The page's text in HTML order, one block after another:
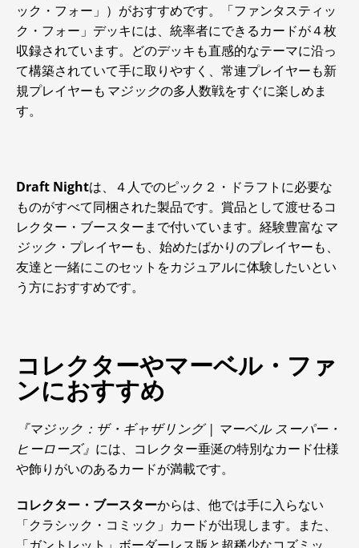
ック・フォー」）がおすすめです。「ファンタスティッ
ク・フォー」デッキには、統率者にできるカードが４枚
収録されています。どのデッキも直感的なテーマに沿っ
て構築されていて手に取りやすく、常連プレイヤーも新
規プレイヤーも マジックの多人数戦をすぐに楽しめま
す。
Draft Nightは、４人でのピック２・ドラフトに必要な
ものがすべて同梱された製品です。賞品として渡せるコ
レクター・ブースターまで付いています。経験豊富なマ
ジック ・プレイヤーも、始めたばかりのプレイヤーも、
友達と一緒にこのセットをカジュアルに体験したいとい
う方におすすめです。
コレクターやマーベル・ファ
ンにおすすめ
『マジック：ザ・ギャザリング | マーベル スーパー・
ヒーローズ』 には、コレクター垂涎の特別なカード仕様
や飾りがいのあるカードが満載です。
コレクター・ブースターからは、他では手に入らない
「クラシック・コミック」カードが出現します。また、
「ガントレット」ボーダーレス版と超稀少なコズミッ